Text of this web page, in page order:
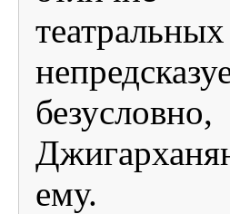
ему.